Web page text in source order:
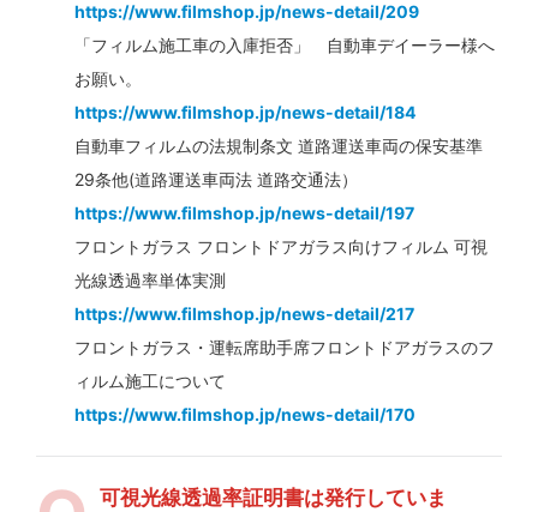
https://www.filmshop.jp/news-detail/209
「フィルム施工車の入庫拒否」 自動車デイーラー様へ
お願い。
https://www.filmshop.jp/news-detail/184
自動車フィルムの法規制条文 道路運送車両の保安基準
29条他(道路運送車両法 道路交通法）
https://www.filmshop.jp/news-detail/197
フロントガラス フロントドアガラス向けフィルム 可視
光線透過率単体実測
https://www.filmshop.jp/news-detail/217
フロントガラス・運転席助手席フロントドアガラスのフ
ィルム施工について
https://www.filmshop.jp/news-detail/170
可視光線透過率証明書は発行していま